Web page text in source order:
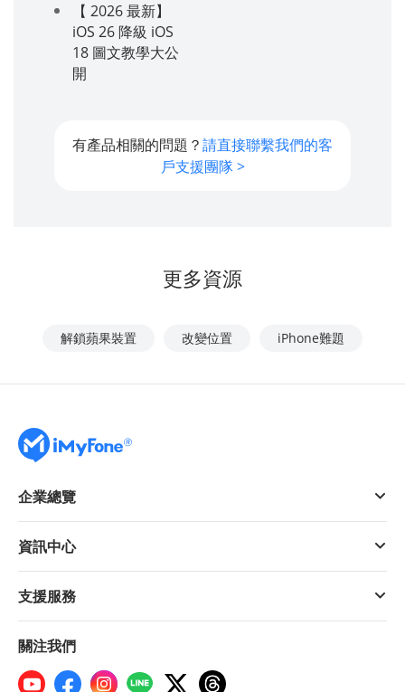
【 2026 最新】
iOS 26 降級 iOS
18 圖文教學大公
開
有產品相關的問題？請直接聯繫我們的客
戶支援團隊 >
更多資源
解鎖蘋果裝置 改變位置 iPhone難題
企業總覽
資訊中心
支援服務
關注我們